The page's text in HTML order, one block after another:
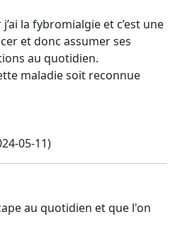
la fybromialgie et c’est une
et donc assumer ses
au quotidien.
maladie soit reconnue
05-11)
au quotidien et que l'on